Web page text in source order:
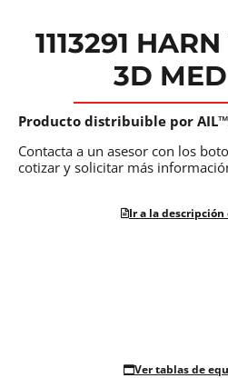
1113291
3D
Producto distribuible por
Contacta a un asesor con los
cotizar y solicitar más
Ir a la descripción
Ver tablas de